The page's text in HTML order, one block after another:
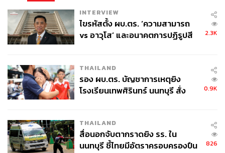
INTERVIEW
ไขรหัสตั้ง ผบ.ตร. ‘ความสามารถ
vs อาวุโส’ และอนาคตการปฏิรูปสี
2.3K
THAILAND
รอง ผบ.ตร. บัญชาการเหตุยิง
โรงเรียนเทพศิรินทร์ นนทบุรี สั่ง
0.9K
THAILAND
สื่อนอกจับตากราดยิง รร. ใน
นนทบุรี ชี้ไทยมีอัตราครอบครองปืน
826